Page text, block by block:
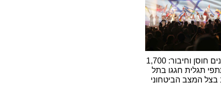
מפגינים חוסן וחיבור: 1,700
חגגו בתל
המצב הביטחוני